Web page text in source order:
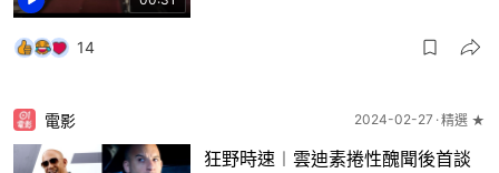
14
電影 2024-02-27 精選 ★
狂野時速︱雲迪素捲性醜聞後首談